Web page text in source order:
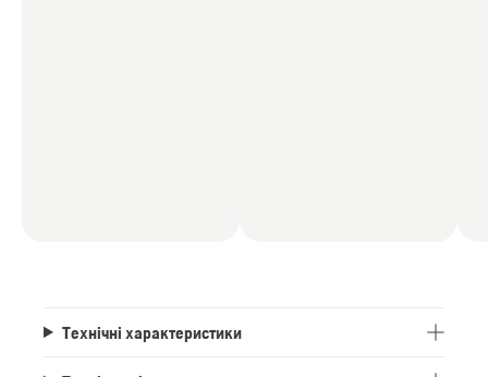
Технічні характеристики